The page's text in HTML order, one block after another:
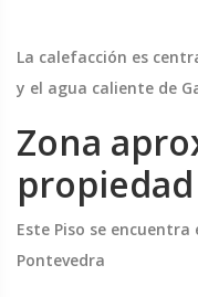
La calefacción es
y el agua caliente de
Zona
propiedad
Este Piso se
Pontevedra